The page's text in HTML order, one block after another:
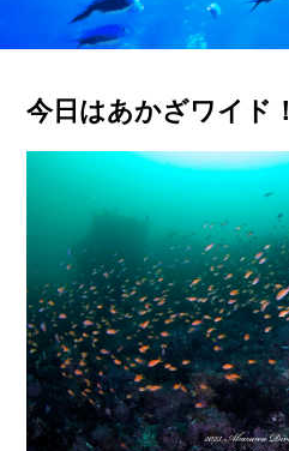
今日はあかざワイド！